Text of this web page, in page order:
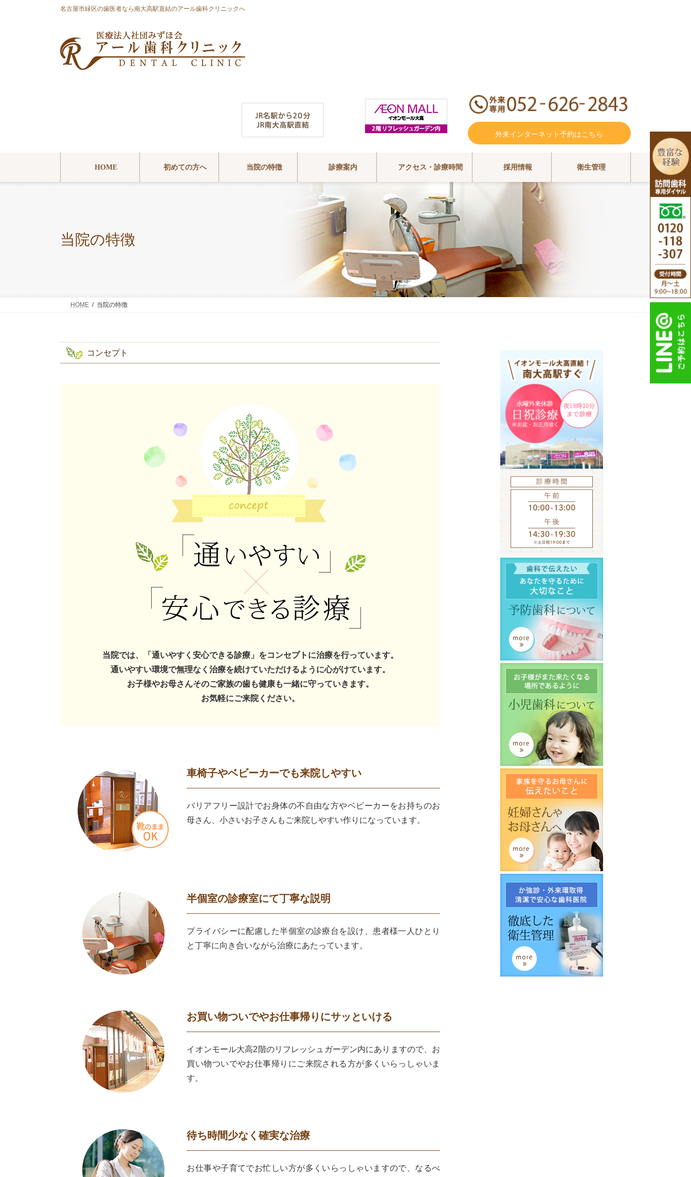
名古屋市緑区の歯医者なら南大高駅直結のアール歯科クリニックへ
外来インターネット予約はこちら
HOME 初めての方へ 当院の特徴 診療案内 アクセス・診療時間 採用情報 衛生管理
当院の特徴
HOME 当院の特徴
コンセプト
当院では、「通いやすく安心できる診療」をコンセプトに治療を行っています。
通いやすい環境で無理なく治療を続けていただけるように心がけています。
お子様やお母さんそのご家族の歯も健康も一緒に守っていきます。
お気軽にご来院ください。
車椅子やベビーカーでも来院しやすい
バリアフリー設計でお身体の不自由な方やベビーカーをお持ちのお
母さん、小さいお子さんもご来院しやすい作りになっています。
半個室の診療室にて丁寧な説明
プライバシーに配慮した半個室の診療台を設け、患者様一人ひとり
と丁寧に向き合いながら治療にあたっています。
お買い物ついでやお仕事帰りにサッといける
イオンモール大高2階のリフレッシュガーデン内にありますので、お
買い物ついでやお仕事帰りにご来院される方が多くいらっしゃいま
す。
待ち時間少なく確実な治療
お仕事や子育てでお忙しい方が多くいらっしゃいますので、なるべ